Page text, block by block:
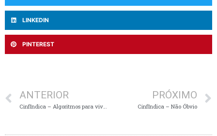
LINKEDIN
PINTEREST
ANTERIOR PRÓXIMO
CinfIndica – Não Óbvio